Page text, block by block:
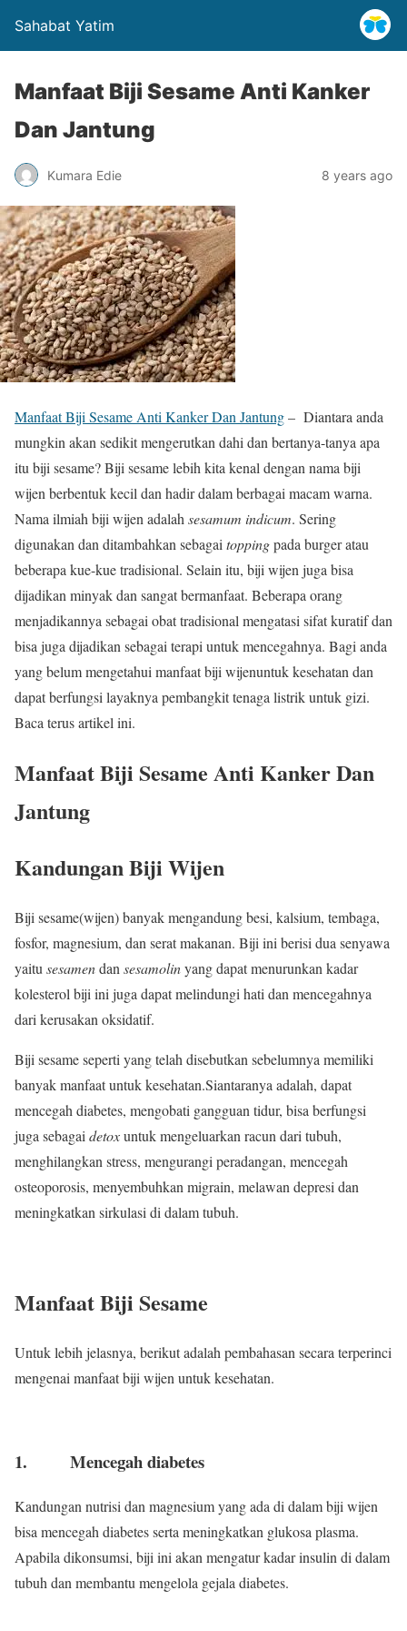
Sahabat Yatim
Manfaat Biji Sesame Anti Kanker
Dan Jantung
Kumara Edie 8 years ago
Manfaat Biji Sesame Anti Kanker Dan Jantung– Diantara anda
mungkin akan sedikit mengerutkan dahi dan bertanya-tanya apa
itu biji sesame? Biji sesame lebih kita kenal dengan nama biji
wijen berbentuk kecil dan hadir dalam berbagai macam warna.
Nama ilmiah biji wijen adalah sesamum indicum. Sering
digunakan dan ditambahkan sebagai toppingpada burger atau
beberapa kue-kue tradisional. Selain itu, biji wijen juga bisa
dijadikan minyak dan sangat bermanfaat. Beberapa orang
menjadikannya sebagai obat tradisional mengatasi sifat kuratif dan
bisa juga dijadikan sebagai terapi untuk mencegahnya. Bagi anda
yang belum mengetahui manfaat biji wijenuntuk kesehatan dan
dapat berfungsi layaknya pembangkit tenaga listrik untuk gizi.
Baca terus artikel ini.
Manfaat Biji Sesame Anti Kanker Dan
Jantung
Kandungan Biji Wijen
Biji sesame(wijen) banyak mengandung besi, kalsium, tembaga,
fosfor, magnesium, dan serat makanan. Biji ini berisi dua senyawa
yaitu sesamendan sesamolinyang dapat menurunkan kadar
kolesterol biji ini juga dapat melindungi hati dan mencegahnya
dari kerusakan oksidatif.
Biji sesame seperti yang telah disebutkan sebelumnya memiliki
banyak manfaat untuk kesehatan.Siantaranya adalah, dapat
mencegah diabetes, mengobati gangguan tidur, bisa berfungsi
juga sebagai detoxuntuk mengeluarkan racun dari tubuh,
menghilangkan stress, mengurangi peradangan, mencegah
osteoporosis, menyembuhkan migrain, melawan depresi dan
meningkatkan sirkulasi di dalam tubuh.
Manfaat Biji Sesame
Untuk lebih jelasnya, berikut adalah pembahasan secara terperinci
mengenai manfaat biji wijen untuk kesehatan.
1. Mencegah diabetes
Kandungan nutrisi dan magnesium yang ada di dalam biji wijen
bisa mencegah diabetes serta meningkatkan glukosa plasma.
Apabila dikonsumsi, biji ini akan mengatur kadar insulin di dalam
tubuh dan membantu mengelola gejala diabetes.